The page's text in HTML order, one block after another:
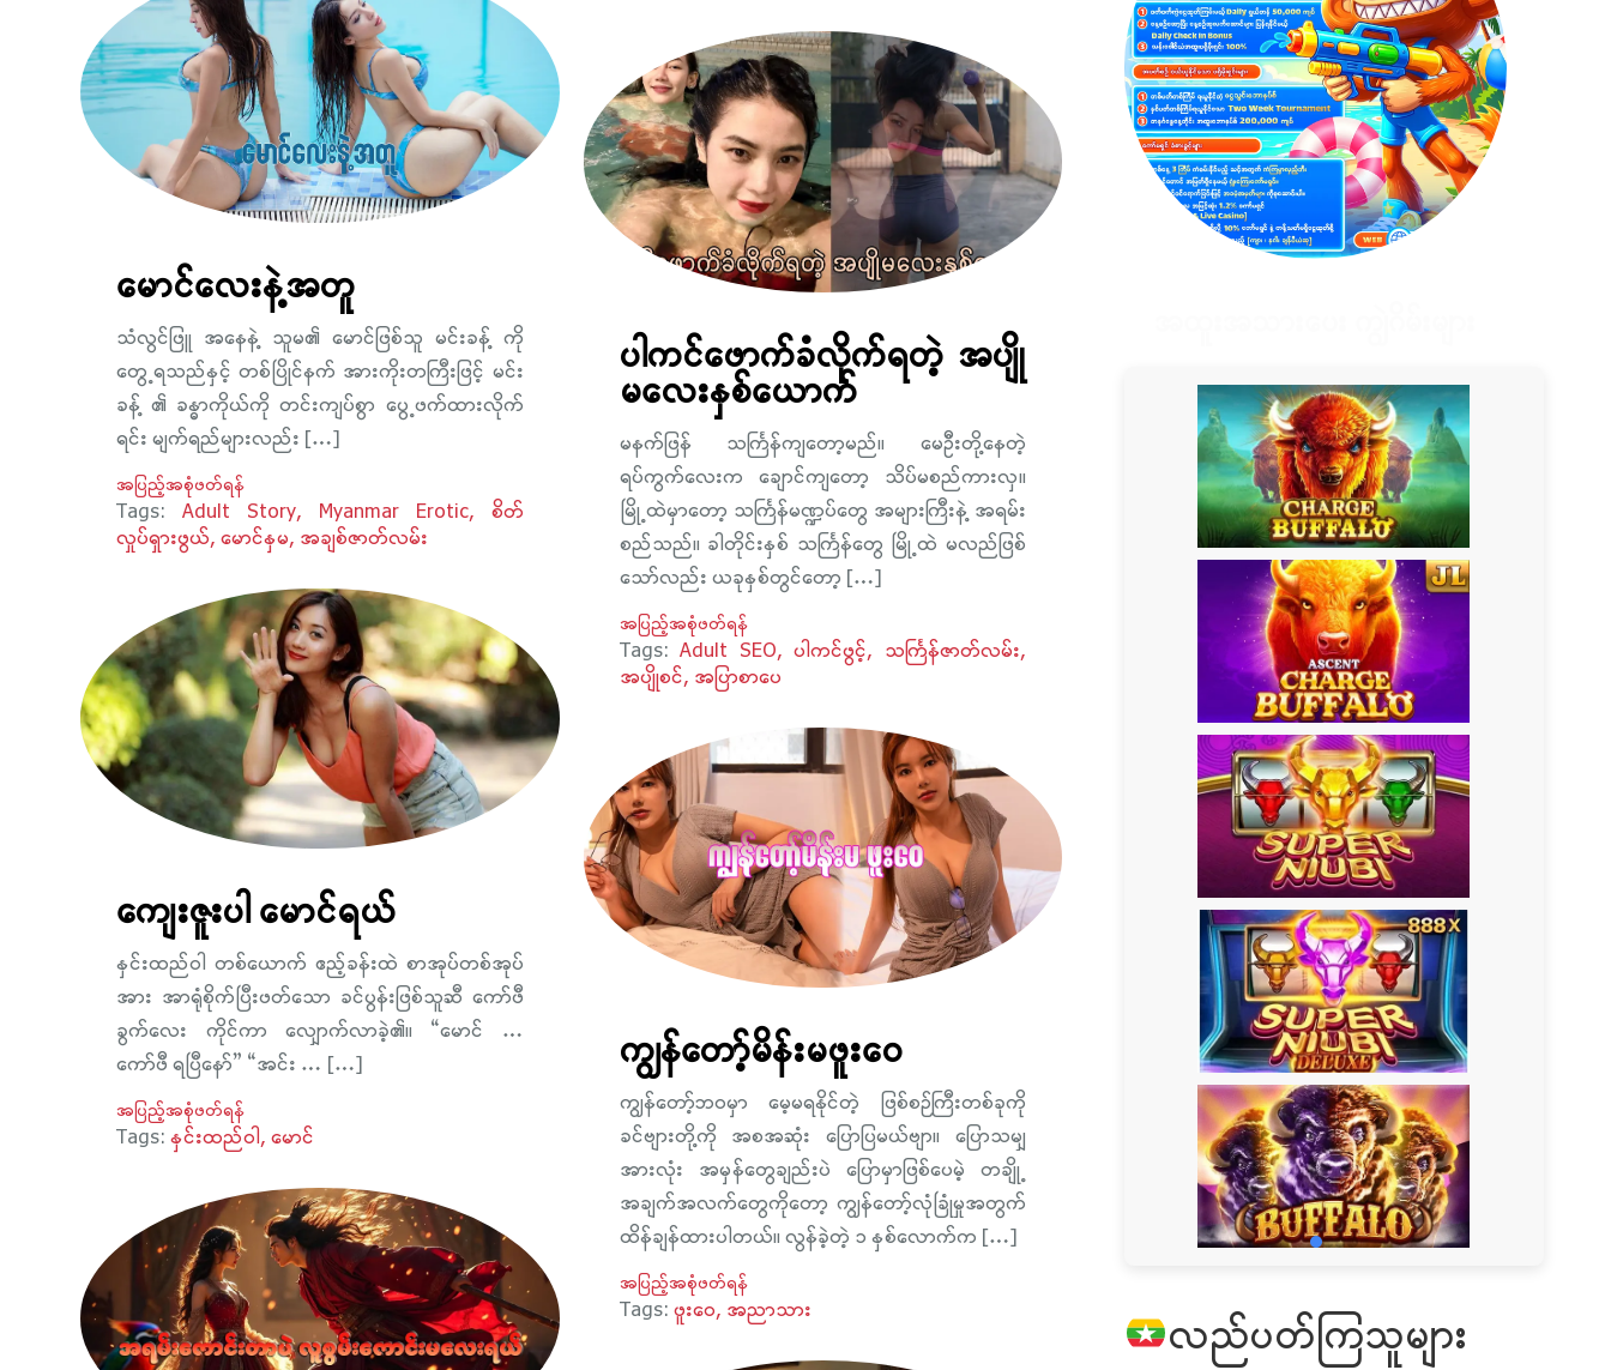
မောင်လေးနဲ့အတူ
သံလွင်ဖြူ အနေနဲ့ သူမ၏ မောင်ဖြစ်သူ မင်းခန့် ကို
တွေ့ရသည်နှင့် တစ်ပြိုင်နက် အားကိုးတကြီးဖြင့် မင်း
ခန့် ၏ ခန္ဓာကိုယ်ကို တင်းကျပ်စွာ ပွေ့ဖက်ထားလိုက်
ရင်း မျက်ရည်များလည်း […]
အပြည့်အစုံဖတ်ရန်
Tags:Adult Story Myanmar Erotic
စိတ်
လှုပ်ရှားဖွယ် မောင်နှမ အချစ်ဇာတ်လမ်း
ပါကင်ဖောက်ခံလိုက်ရတဲ့ အပျို
မလေးနှစ်ယောက်
မနက်ဖြန် သင်္ကြန်ကျတော့မည်။ မေဦးတို့နေတဲ့
ရပ်ကွက်လေးက ချောင်ကျတော့ သိပ်မစည်ကားလှ။
မြို့ထဲမှာတော့ သင်္ကြန်မဏ္ဍပ်တွေ အများကြီးနဲ့ အရမ်း
စည်သည်။ ခါတိုင်းနှစ် သင်္ကြန်တွေ မြို့ထဲ မလည်ဖြစ်
သော်လည်း ယခုနှစ်တွင်တော့ […]
အပြည့်အစုံဖတ်ရန်
Tags:Adult SEO ပါကင်ဖွင့်
သင်္ကြန်ဇာတ်လမ်း
အပျိုစင် အပြာစာပေ
ကျေးဇူးပါ မောင်ရယ်
နှင်းထည်ဝါ တစ်ယောက် ဧည့်ခန်းထဲ စာအုပ်တစ်အုပ်
အား အာရုံစိုက်ပြီးဖတ်သော ခင်ပွန်းဖြစ်သူဆီ ကော်ဖီ
ခွက်လေး ကိုင်ကာ လျှောက်လာခဲ့၏။ “မောင် …
ကော်ဖီ ရပြီနော်” “အင်း … […]
အပြည့်အစုံဖတ်ရန်
Tags:နှင်းထည်ဝါ မောင်
ကျွန်တော့်မိန်းမဖူးဝေ
ကျွန်တော့်ဘဝမှာ မေ့မရနိုင်တဲ့ ဖြစ်စဉ်ကြီးတစ်ခုကို
ခင်ဗျားတို့ကို အစအဆုံး ပြောပြမယ်ဗျာ။ ပြောသမျှ
အားလုံး အမှန်တွေချည်းပဲ ပြောမှာဖြစ်ပေမဲ့ တချို့
အချက်အလက်တွေကိုတော့ ကျွန်တော့်လုံခြုံမှုအတွက်
ထိန်ချန်ထားပါတယ်။ လွန်ခဲ့တဲ့ ၁ နှစ်လောက်က […]
အပြည့်အစုံဖတ်ရန်
Tags:ဖူးဝေ အညာသား လည်ပတ်ကြသူများ